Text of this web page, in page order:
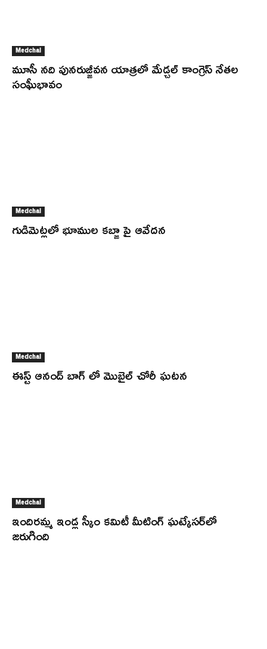
Medchal
మూసీ నది పునరుజ్జీవన యాత్రలో మేడ్చల్ కాంగ్రెస్ నేతల
సంఘీభావం
Medchal
గుడిమెట్లలో భూముల కబ్జా పై ఆవేదన
Medchal
ఈస్ట్ ఆనంద్ బాగ్ లో మొబైల్ చోరీ ఘటన
Medchal
ఇందిరమ్మ ఇండ్ల స్కీం కమిటీ మీటింగ్ ఘట్కేసర్‌లో
జరుగింది